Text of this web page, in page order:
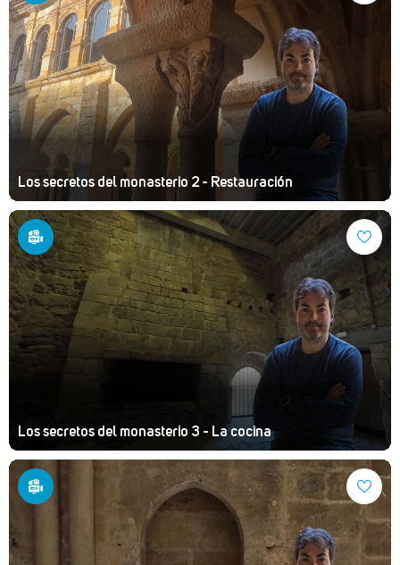
Los secretos del monasterio 2 - Restauración
Los secretos del monasterio 3 - La cocina